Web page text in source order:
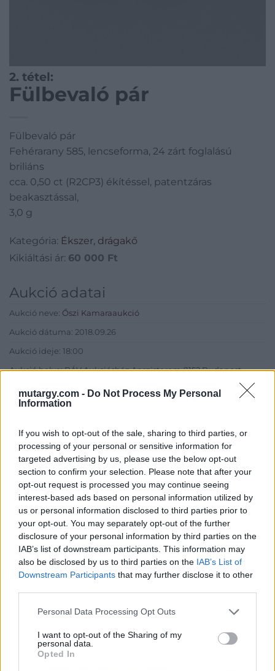
mutargy.com - Do Not Process My Personal
Information
If you wish to opt-out of the sale, sharing to third parties, or
processing of your personal or sensitive information for
targeted advertising by us, please use the below opt-out
section to confirm your selection. Please note that after your
opt-out request is processed you may continue seeing
interest-based ads based on personal information utilized by
us or personal information disclosed to third parties prior to
your opt-out. You may separately opt-out of the further
disclosure of your personal information by third parties on the
IAB’s list of downstream participants. This information may
also be disclosed by us to third parties on the IAB’s List of
Downstream Participants that may further disclose it to other
Personal Data Processing Opt Outs
I want to opt-out of the Sharing of my
personal data.
Opted In
2. tétel:
Fülbevaló pár
Fülbevaló pár
Fehérarany 585, lencseforma, 24 zárt foglalású
briliáns
cca. 0,50 ct (R2CP3) ékítéssel, patentzáras
beakasztással,
3,0 g
Kategória: Ékszer, drágakő
Kikiáltási ár: 60 000 Ft
Aukció adatai
Aukció neve: Őszi Kamaraaukció
Aukció dátuma: 2018.09.26
Aukció ideje: 18:00
Aukció helye: BÁV Aukciósház Apszisterem (1152 Budapest,
Tételszám: 2
Eladó adatai
Eladó: BÁV ART Aukciósház és
Galéria
Cím: BÁV ZRt.
1027 Budapest, Csalogány u.
Telefon: (06 1) 331 0513
Weboldal: http://bav-art.hu
Bemutatkozás: Az ország legnagyobb múltú, 240 esztendeje
megbízhatóságával hagyományosan a magyar
megújult BÁV Aukciósház mára a magyarországi
műkereskedelem egyik legfontosabb színterévé, kereskedelmi
és árverési központtá vált. . Hazánk legnagyobb